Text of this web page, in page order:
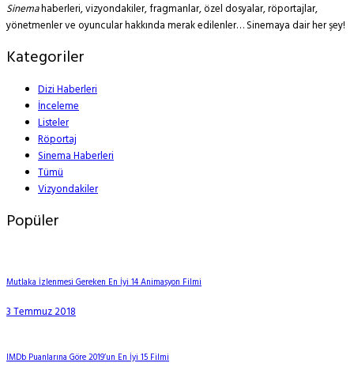
Sinemahaberleri, vizyondakiler, fragmanlar, özel dosyalar, röportajlar,
yönetmenler ve oyuncular hakkında merak edilenler… Sinemaya dair her şey!
Kategoriler
Dizi Haberleri
İnceleme
Listeler
Röportaj
Sinema Haberleri
Tümü
Vizyondakiler
Popüler
Mutlaka İzlenmesi Gereken En İyi 14 Animasyon Filmi
3 Temmuz 2018
IMDb Puanlarına Göre 2019’un En İyi 15 Filmi